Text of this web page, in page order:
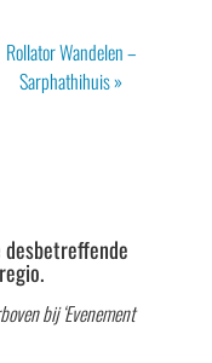
Rollator Wandelen –
Sarphathihuis»
bij ‘Evenement